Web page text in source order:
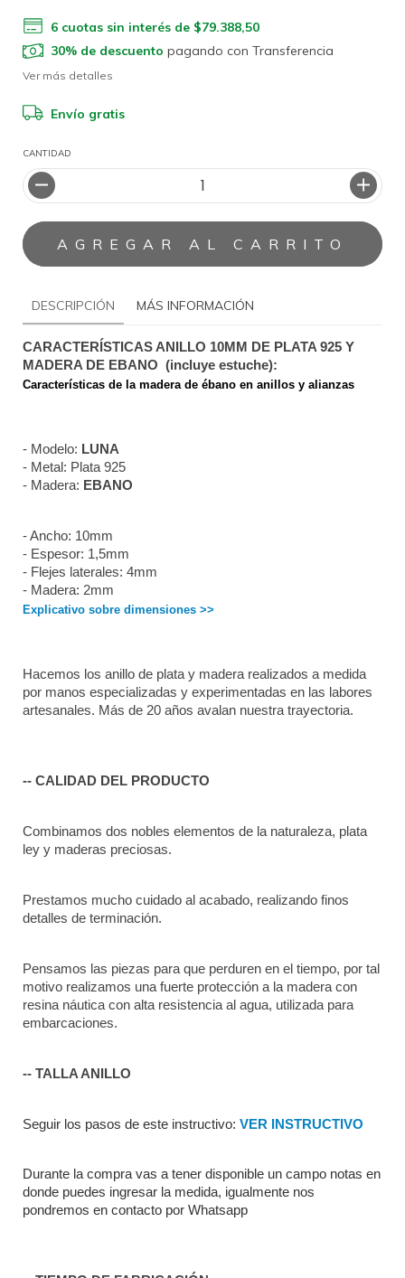
6 cuotas sin interés de $79.388,50
30% de descuento pagando con Transferencia
Ver más detalles
Envío gratis
CANTIDAD
DESCRIPCIÓN MÁS INFORMACIÓN
CARACTERÍSTICAS ANILLO 10MM DE PLATA 925 Y
MADERA DE EBANO  (incluye estuche):
Características de la madera de ébano en anillos y alianzas
- Modelo: LUNA
- Metal: Plata 925
- Madera: EBANO
- Ancho: 10mm
- Espesor: 1,5mm
- Flejes laterales: 4mm
- Madera: 2mm
Explicativo sobre dimensiones >>
Hacemos los anillo de plata y madera realizados a medida
por manos especializadas y experimentadas en las labores
artesanales. Más de 20 años avalan nuestra trayectoria.
-- CALIDAD DEL PRODUCTO
Combinamos dos nobles elementos de la naturaleza, plata
ley y maderas preciosas.
Prestamos mucho cuidado al acabado, realizando finos
detalles de terminación.
Pensamos las piezas para que perduren en el tiempo, por tal
motivo realizamos una fuerte protección a la madera con
resina náutica con alta resistencia al agua, utilizada para
embarcaciones.
-- TALLA ANILLO
Seguir los pasos de este instructivo: VER INSTRUCTIVO
Durante la compra vas a tener disponible un campo notas en
donde puedes ingresar la medida, igualmente nos
pondremos en contacto por Whatsapp